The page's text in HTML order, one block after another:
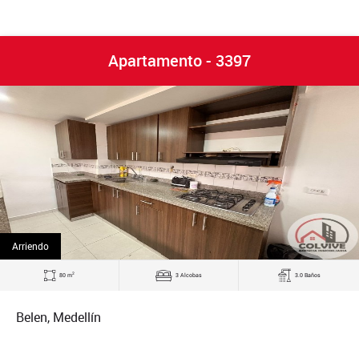
Apartamento - 3397
Arriendo
80 m2 3 Alcobas 3.0 Baños
Belen, Medellín